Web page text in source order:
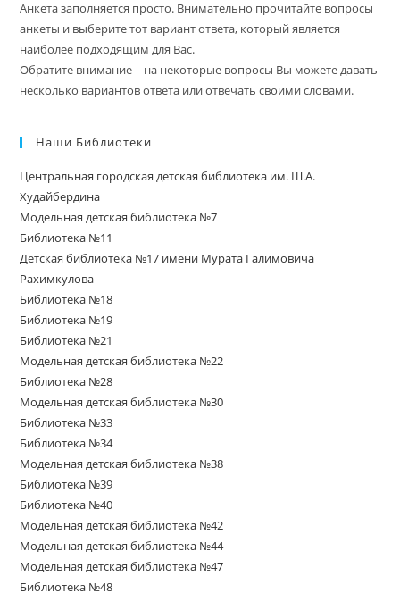
Анкета заполняется просто. Внимательно прочитайте вопросы
анкеты и выберите тот вариант ответа, который является
наиболее подходящим для Вас.
Обратите внимание – на некоторые вопросы Вы можете давать
несколько вариантов ответа или отвечать своими словами.
Наши Библиотеки
Центральная городская детская библиотека им. Ш.А.
Худайбердина
Модельная детская библиотека №7
Библиотека №11
Детская библиотека №17 имени Мурата Галимовича
Рахимкулова
Библиотека №18
Библиотека №19
Библиотека №21
Модельная детская библиотека №22
Библиотека №28
Модельная детская библиотека №30
Библиотека №33
Библиотека №34
Модельная детская библиотека №38
Библиотека №39
Библиотека №40
Модельная детская библиотека №42
Модельная детская библиотека №44
Модельная детская библиотека №47
Библиотека №48